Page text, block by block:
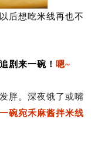
以后想吃米线再也不
剧来一碗 ！ 嗯~
胖。深夜饿了或嘴
一碗宛禾麻酱拌米线